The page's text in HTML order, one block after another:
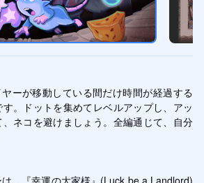
ーが移動している間だけ時間が経過する
。ドットを集めてレベルアップし、アッ
ネコを避けましょう。全編通じて、自分
、『幸運の大家様』(Luck be a Landlord)